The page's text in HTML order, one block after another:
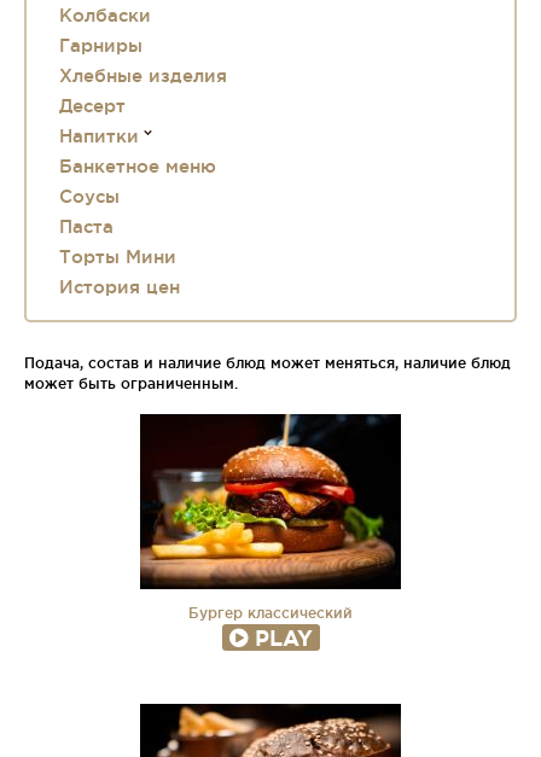
Колбаски
Гарниры
Хлебные изделия
Десерт
Напитки
Банкетное меню
Соусы
Паста
Торты Мини
История цен
Подача, состав и наличие блюд может меняться, наличие блюд
может быть ограниченным.
Бургер классический
PLAY